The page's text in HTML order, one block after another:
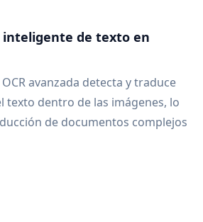
inteligente de texto en
avanzada detecta y traduce
texto dentro de las imágenes, lo
de documentos complejos